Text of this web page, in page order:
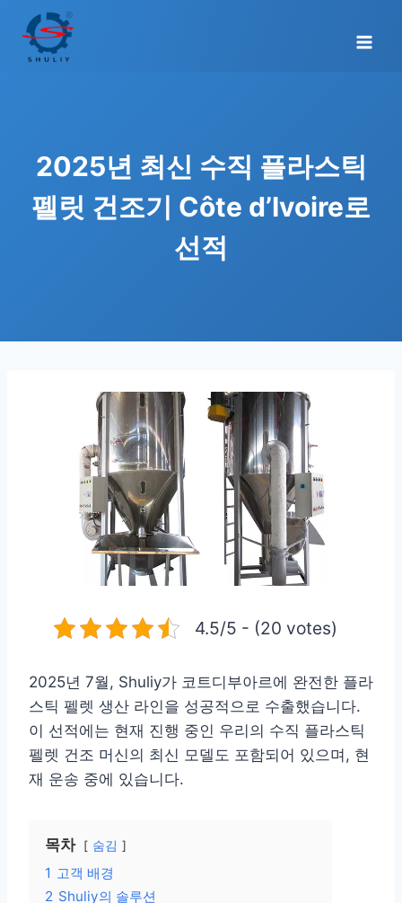
content
2025년 최신 수직 플라스틱
펠릿 건조기 Côte d’Ivoire로
선적
4.5/5 - (20 votes)
2025년 7월, Shuliy가 코트디부아르에 완전한 플라
스틱 펠렛 생산 라인을 성공적으로 수출했습니다.
이 선적에는 현재 진행 중인 우리의 수직 플라스틱
펠렛 건조 머신의 최신 모델도 포함되어 있으며, 현
재 운송 중에 있습니다.
목차 숨김
1 고객 배경
2 Shuliy의 솔루션